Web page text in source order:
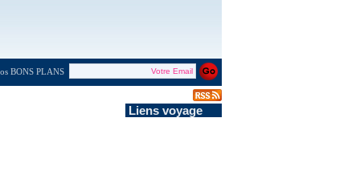
BONS PLANS
Liens voyage